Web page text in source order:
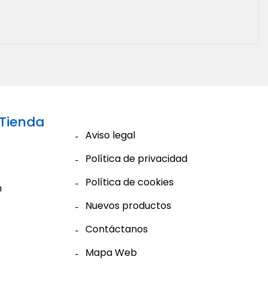
Aviso legal
Política de privacidad
Política de cookies
Nuevos productos
Contáctanos
Mapa Web